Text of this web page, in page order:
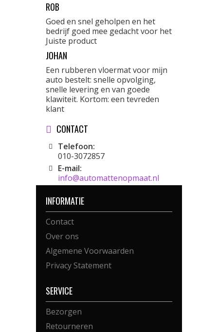
ROB
Goed en snel geholpen en het
bedrijf goed mee gedacht voor het
Juiste product
JOHAN
Een rubberen vloermat voor mijn
auto bestelt: snelle opvolging,
snelle levering en van goede
klawiteit. Kortom: een tevreden
klant
CONTACT
Telefoon:
010-3072857
E-mail:
info@automattenopmaat.nl
INFORMATIE
Contact
Over ons
Algemene Voorwaarden
Privacy Statement
SERVICE
Bezorgen
Retourneren